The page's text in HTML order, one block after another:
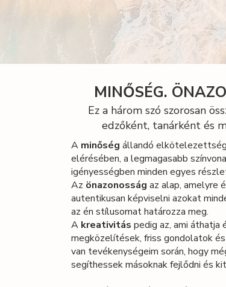
MINŐSÉG.
Ez a három szó szorosan
edzőként, tanárként és
A minőség állandó
elérésében, a legmagasabb
igényességben minden egyes
Az önazonosság az alap, amelyre
autentikusan képviselni azokat
az én stílusomat határozza meg.
A kreativitás pedig az, ami áthatja
megközelítések, friss gondolatok
van tevékenységeim során, hogy
segíthessek másoknak fejlődni és